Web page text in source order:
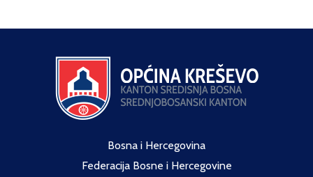
Bosna i Hercegovina
Federacija Bosne i Hercegovine